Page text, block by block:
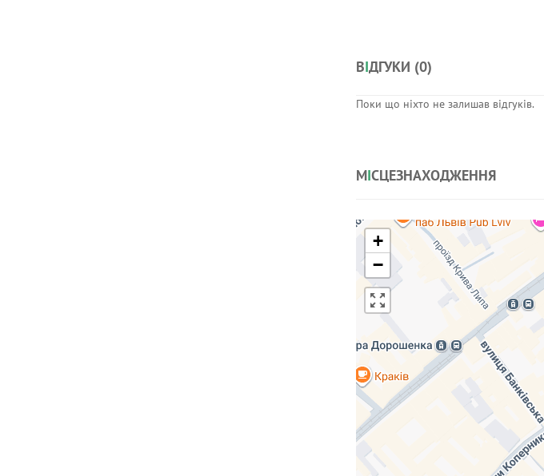
ВІДГУКИ (0)
Поки що ніхто не залишав відгуків.
МІСЦЕЗНАХОДЖЕННЯ
+
−